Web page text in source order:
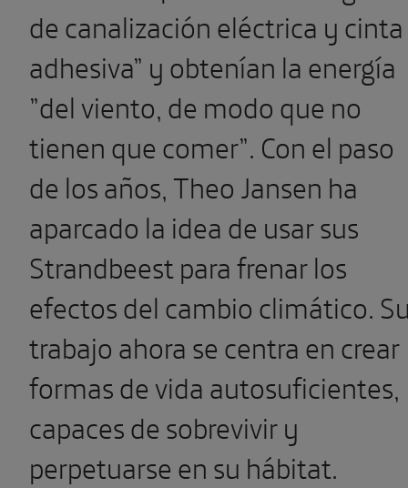
de canalización eléctrica y cinta
adhesiva” y obtenían la energía
”del viento, de modo que no
tienen que comer”. Con el paso
de los años, Theo Jansen ha
aparcado la idea de usar sus
Strandbeest para frenar los
efectos del cambio climático.
trabajo ahora se centra en crear
formas de vida autosuficientes,
capaces de sobrevivir y
perpetuarse en su hábitat.